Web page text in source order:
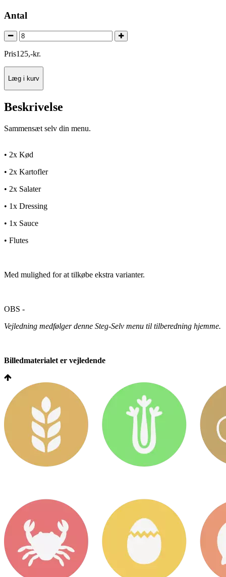
Antal
Pris125,-kr.
Læg i kurv
Beskrivelse
Sammensæt selv din menu.
• 2x Kød
• 2x Kartofler
• 2x Salater
• 1x Dressing
• 1x Sauce
• Flutes
Med mulighed for at tilkøbe ekstra varianter.
OBS -
Vejledning medfølger denne Steg-Selv menu til tilberedning hjemme.
Billedmaterialet er vejledende